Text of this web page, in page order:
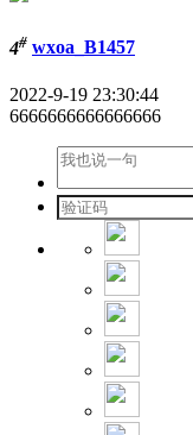
4# wxoa_B1457
2022-9-19 23:30:44
6666666666666666